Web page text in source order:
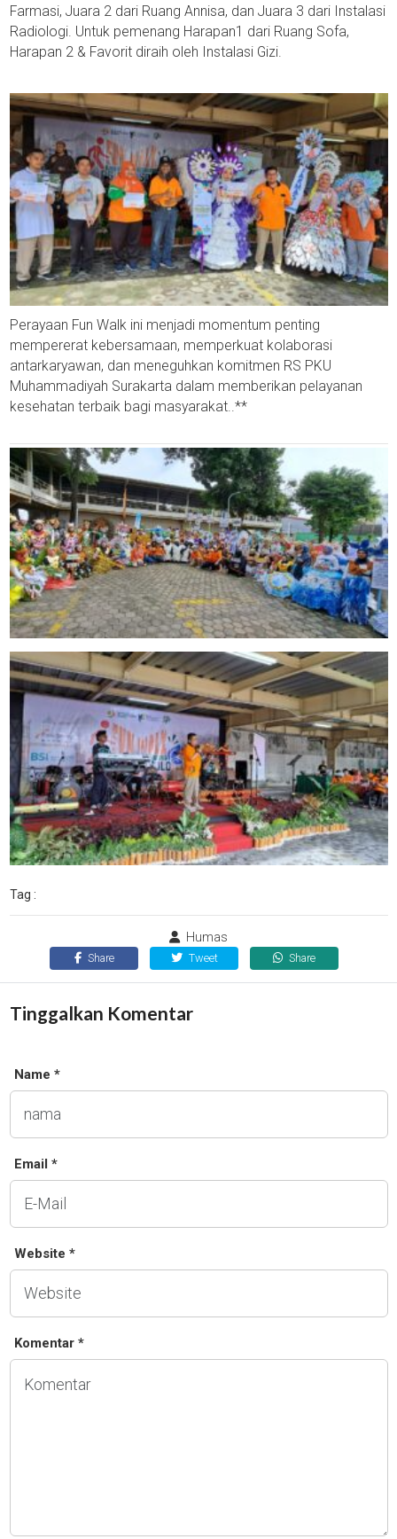
Farmasi, Juara 2 dari Ruang Annisa, dan Juara 3 dari Instalasi
Radiologi. Untuk pemenang Harapan1 dari Ruang Sofa,
Harapan 2 & Favorit diraih oleh Instalasi Gizi.
Perayaan Fun Walk ini menjadi momentum penting
mempererat kebersamaan, memperkuat kolaborasi
antarkaryawan, dan meneguhkan komitmen RS PKU
Muhammadiyah Surakarta dalam memberikan pelayanan
kesehatan terbaik bagi masyarakat..**
Tag :
Humas
Share Tweet Share
Tinggalkan Komentar
Name *
Email *
Website *
Komentar *